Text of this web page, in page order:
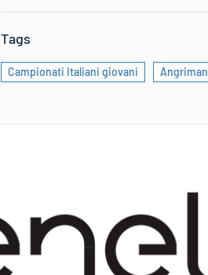
Tags
Campionati Italiani giovani Angriman